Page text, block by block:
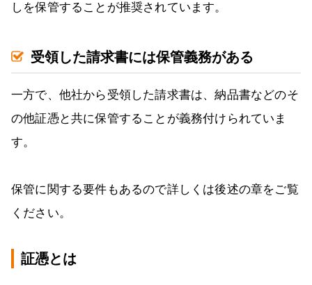
しを保管することが推奨されています。
受領した請求書には保管義務がある
一方で、他社から受領した請求書は、納品書などのそ
の他証憑と共に保管することが義務付けられていま
す。
保管に関する要件もあるので詳しくは後述の章をご覧
ください。
証憑とは